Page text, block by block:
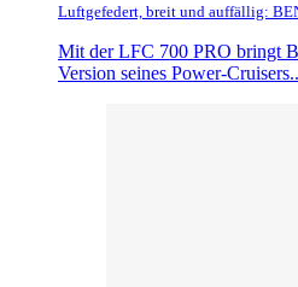
Luftgefedert, breit und auffällig:
Mit der LFC 700 PRO bringt
Version seines Power-